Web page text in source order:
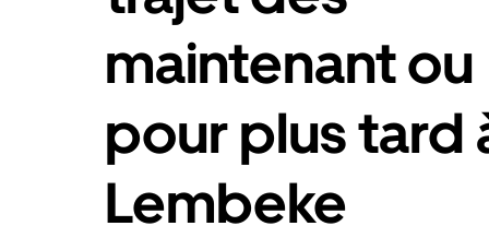
maintenant ou
pour plus tard
Lembeke